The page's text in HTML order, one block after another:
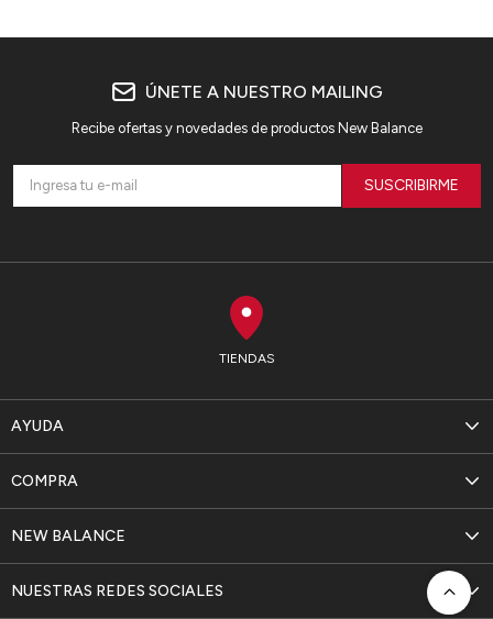
TIENDAS
AYUDA
NEW BALANCE
COMPRA
NUESTRAS REDES SOCIALES
ÚNETE A NUESTRO MAILING
Recibe ofertas y novedades de productos New Balance
SUSCRIBIRME